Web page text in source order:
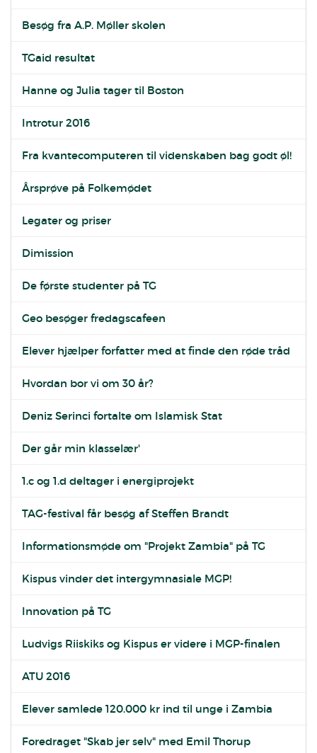
Besøg fra A.P. Møller skolen
TGaid resultat
Hanne og Julia tager til Boston
Introtur 2016
Fra kvantecomputeren til videnskaben bag godt øl!
Årsprøve på Folkemødet
Legater og priser
Dimission
De første studenter på TG
Geo besøger fredagscafeen
Elever hjælper forfatter med at finde den røde tråd
Hvordan bor vi om 30 år?
Deniz Serinci fortalte om Islamisk Stat
Der går min klasselær'
1.c og 1.d deltager i energiprojekt
TAG-festival får besøg af Steffen Brandt
Informationsmøde om "Projekt Zambia" på TG
Kispus vinder det intergymnasiale MGP!
Innovation på TG
Ludvigs Riiskiks og Kispus er videre i MGP-finalen
ATU 2016
Elever samlede 120.000 kr ind til unge i Zambia
Foredraget "Skab jer selv" med Emil Thorup